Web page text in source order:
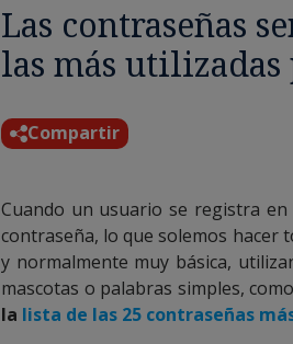
Las contraseñas
las más
Compartir
Cuando un usuario se registra en
contraseña, lo que solemos hacer
y normalmente muy básica,
mascotas o palabras simples,
la lista de las 25 contraseñas